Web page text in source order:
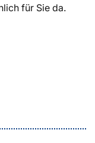
für Sie da.